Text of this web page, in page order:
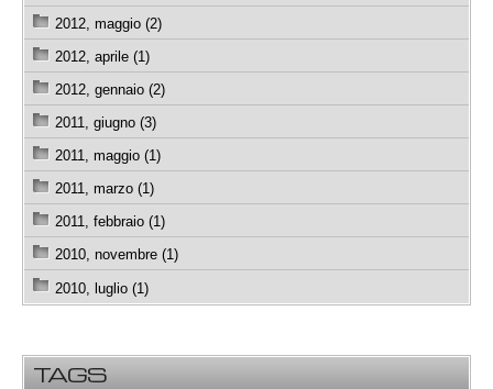
2012, maggio (2)
2012, aprile (1)
2012, gennaio (2)
2011, giugno (3)
2011, maggio (1)
2011, marzo (1)
2011, febbraio (1)
2010, novembre (1)
2010, luglio (1)
TAGS